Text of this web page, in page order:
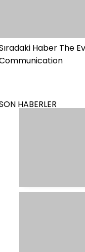
Haber The
HABERLER